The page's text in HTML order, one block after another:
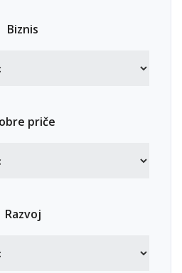
Biznis
priče
Razvoj